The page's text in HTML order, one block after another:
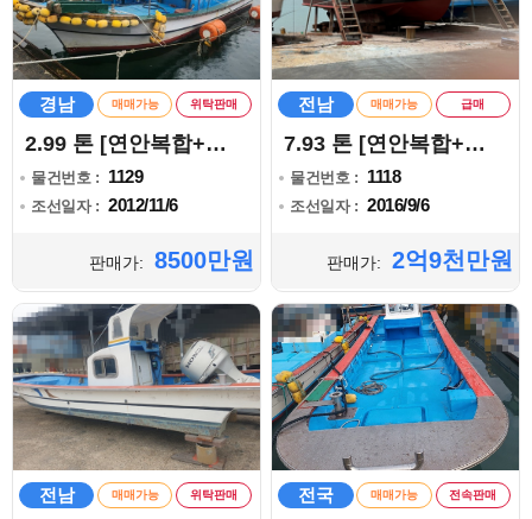
경남 매매가능 위탁판매
2.99 톤 [연안복합+통발]
물건번호 : 1129
조선일자 : 2012/11/6
판매가: 8500만원
전남 매매가능 급매
7.93 톤 [연안복합+통발]
물건번호 : 1118
조선일자 : 2016/9/6
판매가: 2억9천만원
전남 매매가능 위탁판매 전국 매매가능 전속판매